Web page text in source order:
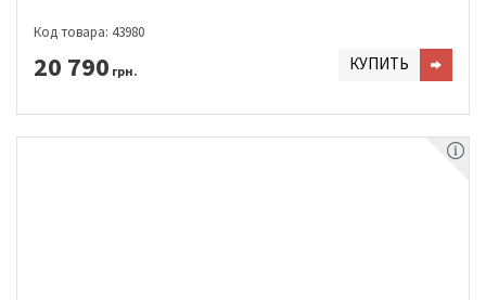
Код товара: 43980
20 790 грн. КУПИТЬ